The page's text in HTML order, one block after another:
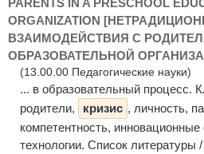
ORGANIZATION
ВЗАИМОДЕЙСТВИЯ С
ОБРАЗОВАТЕЛЬНОЙ
(13.00.00 Педагогические науки)
... в образовательный процесс.
родители,
кризис , личность,
компетентность,
технологии. Список литературы